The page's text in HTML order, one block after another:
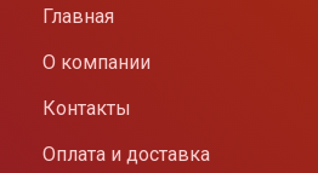
Главная
О компании
Контакты
Оплата и доставка